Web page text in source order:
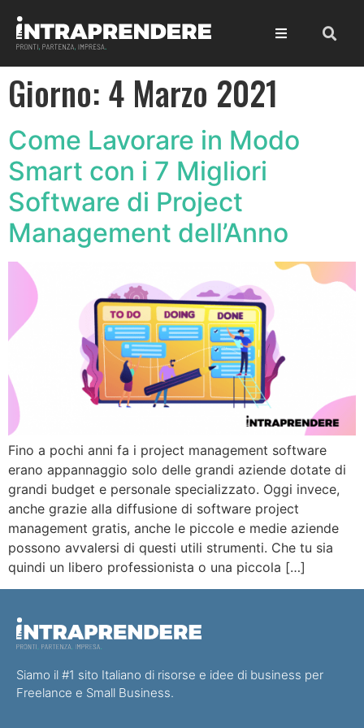
Giorno: 4 Marzo 2021
Come Lavorare in Modo
Smart con i 7 Migliori
Software di Project
Management dell’Anno
Fino a pochi anni fa i project management software
erano appannaggio solo delle grandi aziende dotate di
grandi budget e personale specializzato. Oggi invece,
anche grazie alla diffusione di software project
management gratis, anche le piccole e medie aziende
possono avvalersi di questi utili strumenti. Che tu sia
quindi un libero professionista o una piccola […]
Siamo il #1 sito Italiano di risorse e idee di business per
Freelance e Small Business.